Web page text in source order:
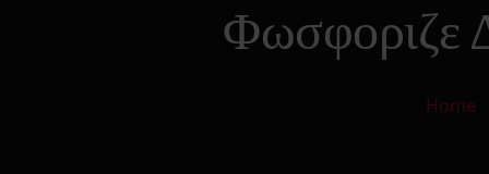
Φωσφοριζε
Home